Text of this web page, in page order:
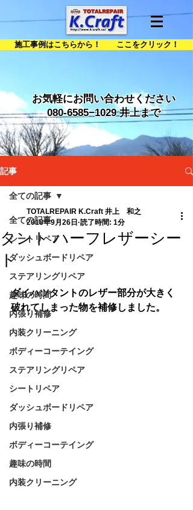
施工事例はこちらから！ ここをクリック！
お気軽にお問い合わせください
080-6585−1029 井上まで
記事
全ての記事
シートリペア
ダッシュボードリペア
ステアリングリペア
趣味の時間
内張り補修
内装クリーニング
ボディーコーテイング
ステアリングリペア
シートリペア
ダッシュボードリペア
内張り補修
ボディーコーテイング
趣味の時間
内装クリーニング
全ての記事
タント ハーフレザーシー
ト
TOTALREPAIR K.Craft 井上 和之
2018年9月26日 読了時間: 1分
ダイハツタントのレザー部分が大きく
破れてしまった物を補修しました。